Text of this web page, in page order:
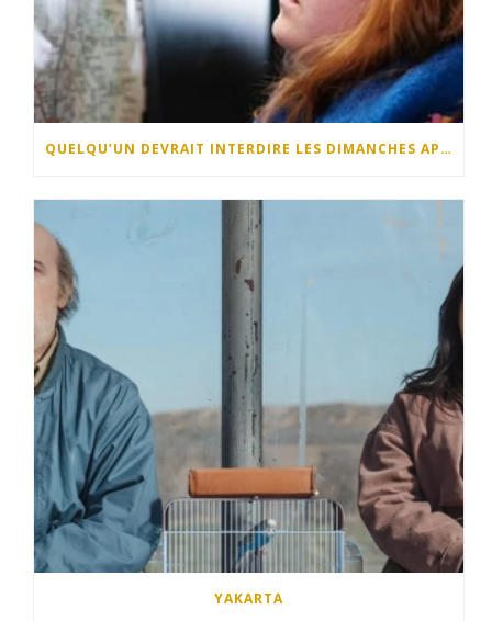
QUELQU’UN DEVRAIT INTERDIRE LES DIMANCHES APRÈS-MIDI
YAKARTA